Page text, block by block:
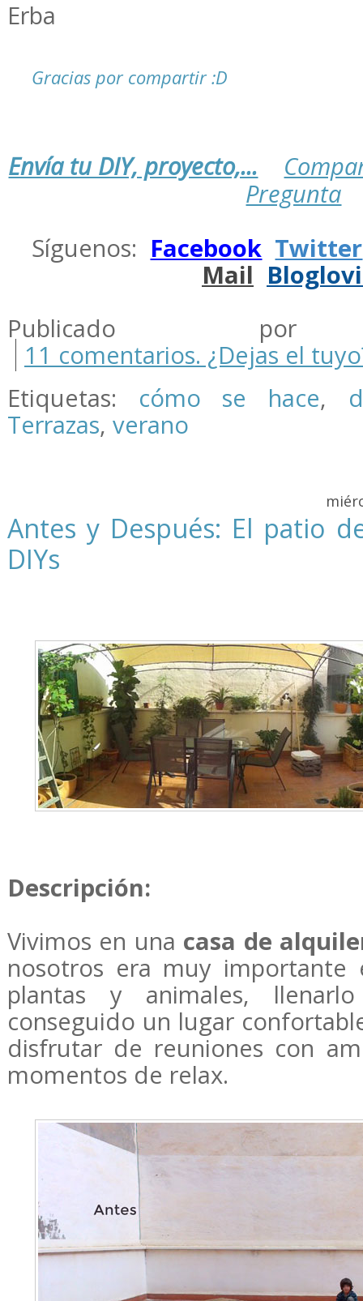
Erba
Gracias por compartir :D
Envía tu DIY, proyecto,...
Pregunta
Síguenos: Facebook Twitter
Mail
Publicado por
11 comentarios. ¿Dejas el
Etiquetas: cómo se hace,
Terrazas, verano
Antes y Después: El patio
DIYs
Descripción:
Vivimos en una casa de
nosotros era muy
plantas y animales,
conseguido un lugar
disfrutar de reuniones con
momentos de relax.